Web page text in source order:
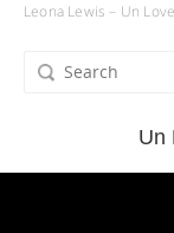
Leona Lewis – Un
Un